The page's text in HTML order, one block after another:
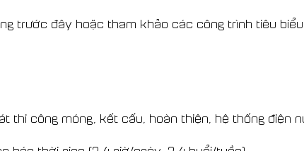
trước đây hoặc tham khảo các công trình tiêu
thi công móng, kết cấu, hoàn thiện, hệ thống điện